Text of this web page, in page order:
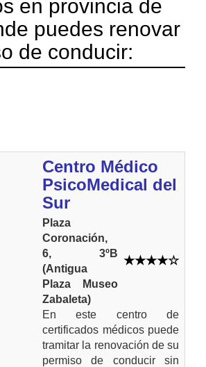
en provincia de
puedes renovar
de conducir:
Centro Médico
PsicoMedical del
Sur
Plaza
Coronación,
6, 3ºB
(Antigua
Plaza Museo
Zabaleta)
En este centro de
certificados médicos puede
tramitar la renovación de su
permiso de conducir sin